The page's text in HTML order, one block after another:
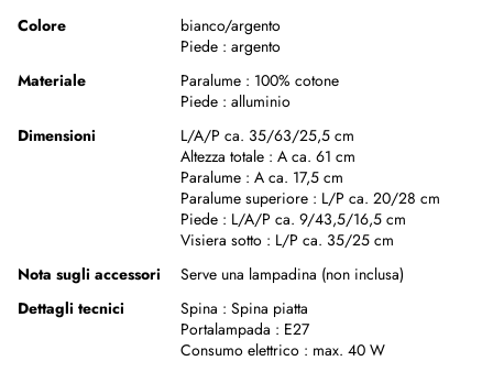
Colore
bianco/argento
Piede : argento
Materiale
Paralume : 100% cotone
Piede : alluminio
Dimensioni
L/A/P ca. 35/63/25,5 cm
Altezza totale : A ca. 61 cm
Paralume : A ca. 17,5 cm
Paralume superiore : L/P ca. 20/28 cm
Piede : L/A/P ca. 9/43,5/16,5 cm
Visiera sotto : L/P ca. 35/25 cm
Nota sugli accessori
Serve una lampadina (non inclusa)
Dettagli tecnici
Spina : Spina piatta
Portalampada : E27
Consumo elettrico : max. 40 W